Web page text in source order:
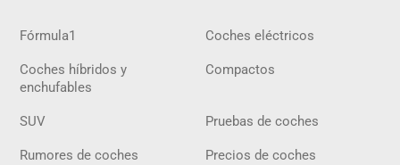
Fórmula1 Coches eléctricos
Coches híbridos y
enchufables
Compactos
SUV Pruebas de coches
Rumores de coches Precios de coches